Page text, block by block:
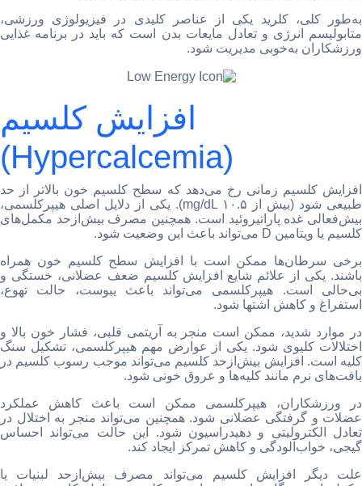
به‌طور کلی، کلرید یکی از عناصر کلیدی در فیزیولوژی ورزشی،
متابولیسم انرژی و تعادل مایعات بدن است که باید در برنامه غذایی
ورزشکاران به‌خوبی مدیریت شود.
افزایش کلسیم
(Hypercalcemia)
افزایش کلسیم زمانی رخ می‌دهد که سطح کلسیم خون بالاتر از حد
طبیعی شود (بیش از ۱۰.۵ mg/dL). یکی از دلایل اصلی هیپرکلسمی،
بیش‌فعالی غده پاراتیروئید است. همچنین مصرف بیش‌ازحد مکمل‌های
کلسیم یا ویتامین D می‌تواند باعث این وضعیت شود.
برخی سرطان‌ها ممکن است با افزایش سطح کلسیم خون همراه
باشند. یکی از علائم شایع افزایش کلسیم ضعف عضلانی، خستگی و
بی‌حالی است. هیپرکلسمی می‌تواند باعث یبوست، حالت تهوع،
استفراغ و کاهش اشتها شود.
در موارد شدید، ممکن است منجر به آریتمی قلبی، فشار خون بالا و
اختلالات کلیوی شود. یکی از عوارض مهم هیپرکلسمی، تشکیل سنگ
کلیه است. افزایش بیش‌ازحد کلسیم می‌تواند موجب رسوب کلسیم در
بافت‌های نرم مانند کلیه‌ها و عروق خونی شود.
در ورزشکاران، هیپرکلسمی ممکن است باعث کاهش عملکرد
عضلات و گرفتگی عضلانی شود. همچنین می‌تواند منجر به اختلال در
تعادل الکترولیتی و دهیدراسیون شود. این حالت می‌تواند احساس
گیجی، خواب‌آلودگی و کاهش تمرکز ایجاد کند.
علت دیگر افزایش کلسیم می‌تواند مصرف بیش‌ازحد لبنیات یا